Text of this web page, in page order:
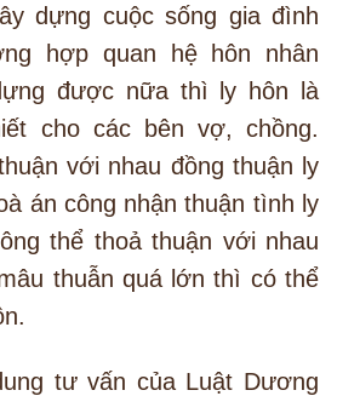
dựng cuộc sống gia đình
hợp quan hệ hôn nhân
được nữa thì ly hôn là
cho các bên vợ, chồng.
với nhau đồng thuận ly
án công nhận thuận tình ly
thể thoả thuận với nhau
thuẫn quá lớn thì có thể
tư vấn của Luật Dương